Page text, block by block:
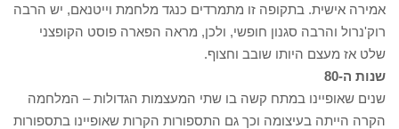
אמירה אישית. בתקופה זו מתמרדים כנגד מלחמת וייטנאם, יש הרבה
רוק'נרול והרבה סגנון חופשי, ולכן, מראה הפארה פוסט הקופצני
שלט אז מעצם היותו שובב וחצוף.
שנות ה-80
שנים שאופיינו במתח קשה בו שתי המעצמות הגדולות – המלחמה
הקרה הייתה בעיצומה וכך גם התספורות הקרות שאופיינו בתספורות